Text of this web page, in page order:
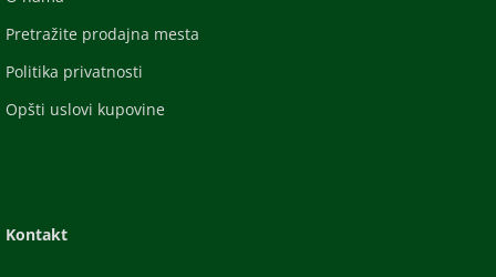
Pretražite prodajna mesta
Politika privatnosti
Opšti uslovi kupovine
Kontakt